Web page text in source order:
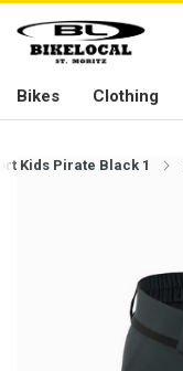
Bikes Clothing
Kids Pirate Black 1